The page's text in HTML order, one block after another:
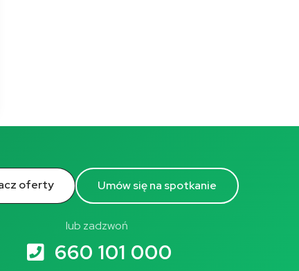
oferty Umów się na spotkanie
lub zadzwoń
660 101 000